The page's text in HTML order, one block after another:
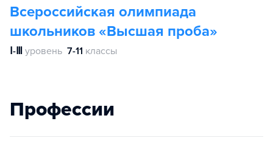
Всероссийская олимпиада
школьников «Высшая проба»
Ⅰ-Ⅲ уровень 7-11 классы
Профессии